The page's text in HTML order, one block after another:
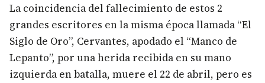
La coincidencia del fallecimiento de estos 2
grandes escritores en la misma época llamada “El
Siglo de Oro”, Cervantes, apodado el “Manco de
Lepanto”, por una herida recibida en su mano
izquierda en batalla, muere el 22 de abril, pero es